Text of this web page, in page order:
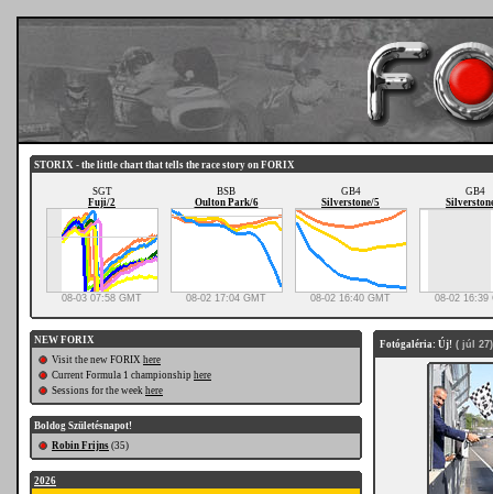
STORIX - the little chart that tells the race story on FORIX
SGT
Fuji/2
08-03 07:58 GMT
BSB
Oulton Park/6
08-02 17:04 GMT
GB4
Silverstone/5
08-02 16:40 GMT
GB4
08-02 16:39
NEW FORIX
Visit the new FORIX here
Current Formula 1 championship here
Sessions for the week here
Boldog Születésnapot!
Robin Frijns (35)
2026
Fotógaléria: Új! ( júl 27)